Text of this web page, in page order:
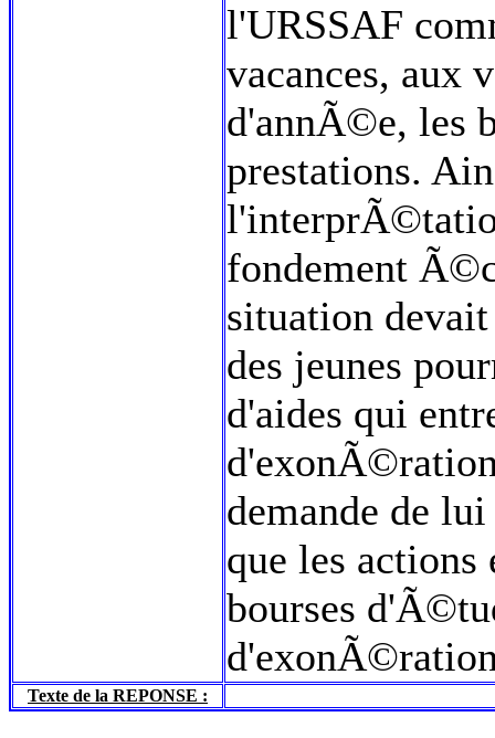
l'URSSAF
vacances, aux
d'annÃ©e, les
prestations.
fondement
situation
des jeunes
d'aides qui
demande de
que les actions
bourses
Texte de la REPONSE :